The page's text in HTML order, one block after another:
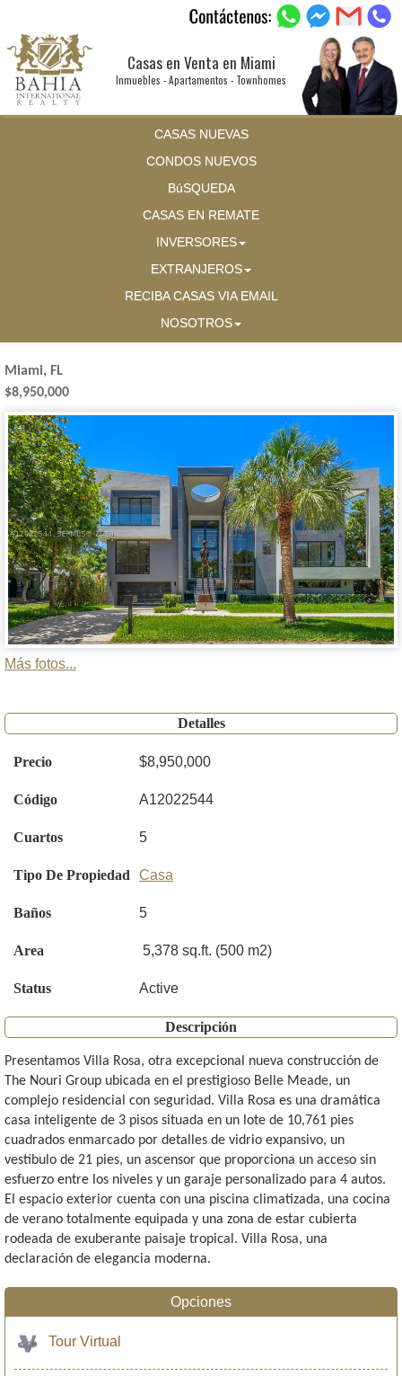
Casas en Venta en Miami
Inmuebles - Apartamentos - Townhomes
CASAS NUEVAS
CONDOS NUEVOS
BúSQUEDA
CASAS EN REMATE
INVERSORES
EXTRANJEROS
RECIBA CASAS VIA EMAIL
NOSOTROS
Miami, FL
$8,950,000
Más fotos...
Detalles
Precio $8,950,000
Código A12022544
Cuartos 5
Tipo De Propiedad Casa
Baños 5
Area 5,378 sq.ft. (500 m2)
Status Active
Descripción
Presentamos Villa Rosa, otra excepcional nueva construcción de
The Nouri Group ubicada en el prestigioso Belle Meade, un
complejo residencial con seguridad. Villa Rosa es una dramática
casa inteligente de 3 pisos situada en un lote de 10,761 pies
cuadrados enmarcado por detalles de vidrio expansivo, un
vestíbulo de 21 pies, un ascensor que proporciona un acceso sin
esfuerzo entre los niveles y un garaje personalizado para 4 autos.
El espacio exterior cuenta con una piscina climatizada, una cocina
de verano totalmente equipada y una zona de estar cubierta
rodeada de exuberante paisaje tropical. Villa Rosa, una
declaración de elegancia moderna.
Opciones
Tour Virtual